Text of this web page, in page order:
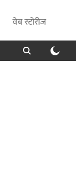
वेब स्टोरीज